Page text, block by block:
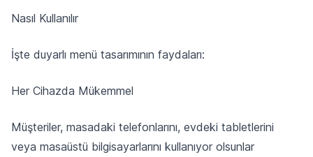
Nasıl Kullanılır
İşte duyarlı menü tasarımının faydaları:
Her Cihazda Mükemmel
Müşteriler, masadaki telefonlarını, evdeki tabletlerini
veya masaüstü bilgisayarlarını kullanıyor olsunlar